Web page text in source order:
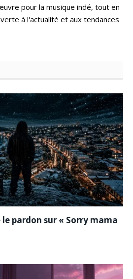
pour la musique indé, tout en
à l'actualité et aux tendances
pardon sur « Sorry mama